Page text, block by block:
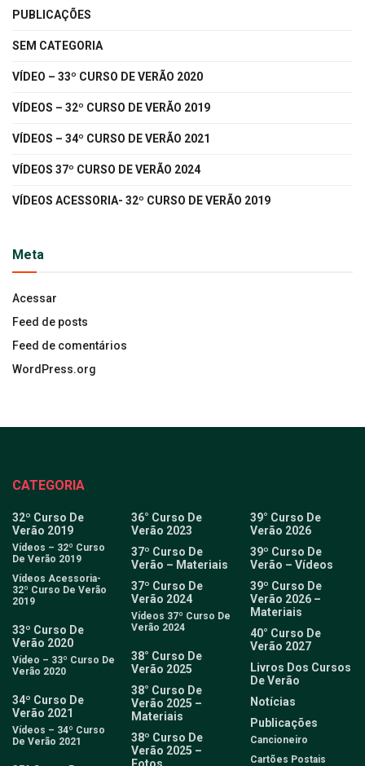
PUBLICAÇÕES
SEM CATEGORIA
VÍDEO – 33º CURSO DE VERÃO 2020
VÍDEOS – 32º CURSO DE VERÃO 2019
VÍDEOS – 34º CURSO DE VERÃO 2021
VÍDEOS 37º CURSO DE VERÃO 2024
VÍDEOS ACESSORIA- 32º CURSO DE VERÃO 2019
Meta
Acessar
Feed de posts
Feed de comentários
WordPress.org
CATEGORIA
32º Curso De
Verão 2019
Vídeos – 32º Curso
De Verão 2019
Vídeos Acessoria-
32º Curso De Verão
2019
33º Curso De
Verão 2020
Vídeo – 33º Curso De
Verão 2020
34º Curso De
Verão 2021
Vídeos – 34º Curso
De Verão 2021
36° Curso De
Verão 2023
37º Curso De
Verão – Materiais
37º Curso De
Verão 2024
Vídeos 37º Curso De
Verão 2024
38° Curso De
Verão 2025
38° Curso De
Verão 2025 –
Materiais
38º Curso De
Verão 2025 –
Fotos
39° Curso De
Verão 2026
39º Curso De
Verão – Vídeos
39º Curso De
Verão 2026 –
Materiais
40° Curso De
Verão 2027
Livros Dos Cursos
De Verão
Notícias
Publicações
Cancioneiro
Cartões Postais